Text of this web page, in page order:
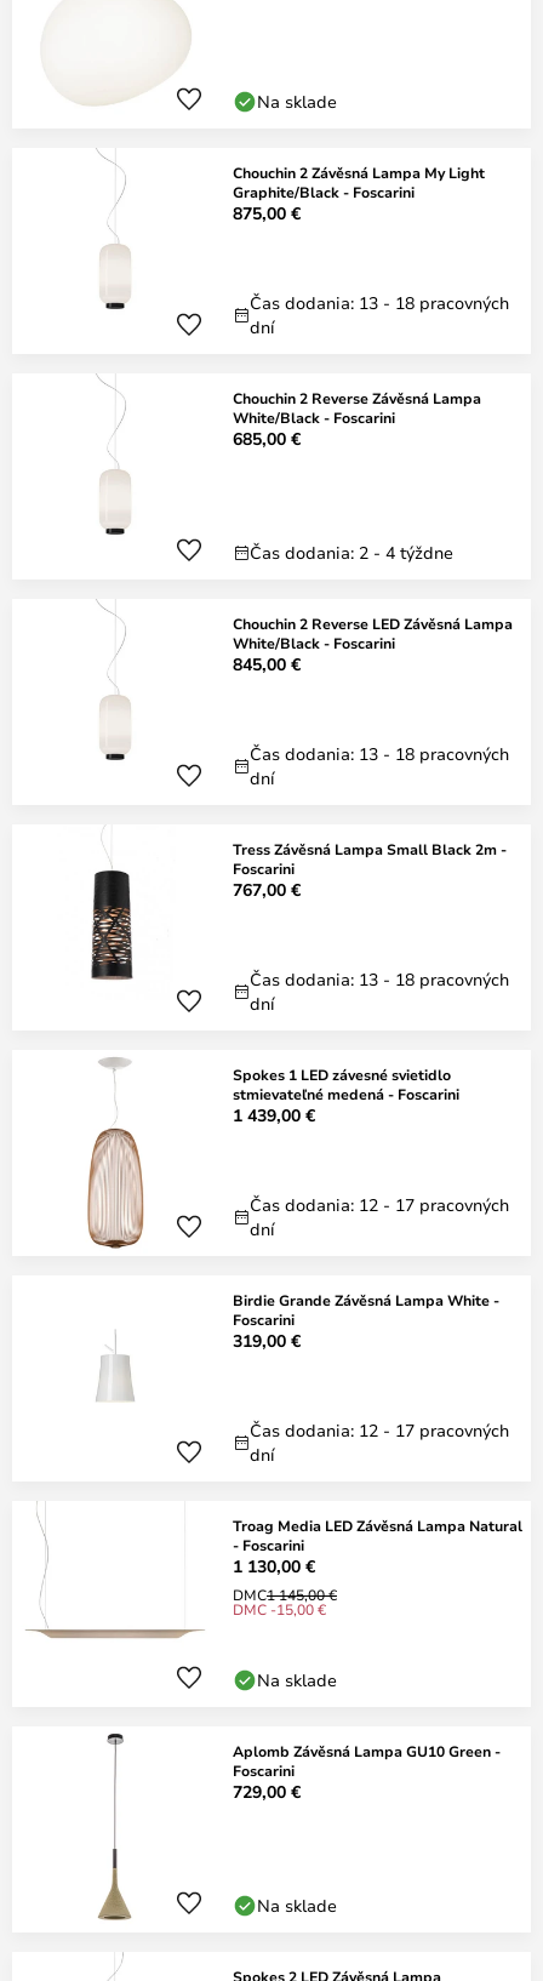
Na sklade
Chouchin 2 Závěsná Lampa My Light
Graphite/Black - Foscarini
875,00 €
Čas dodania: 13 - 18 pracovných
dní
Chouchin 2 Reverse Závěsná Lampa
White/Black - Foscarini
685,00 €
Čas dodania: 2 - 4 týždne
Chouchin 2 Reverse LED Závěsná Lampa
White/Black - Foscarini
845,00 €
Čas dodania: 13 - 18 pracovných
dní
Tress Závěsná Lampa Small Black 2m -
Foscarini
767,00 €
Čas dodania: 13 - 18 pracovných
dní
Spokes 1 LED závesné svietidlo
stmievateľné medená - Foscarini
1 439,00 €
Čas dodania: 12 - 17 pracovných
dní
Birdie Grande Závěsná Lampa White -
Foscarini
319,00 €
Čas dodania: 12 - 17 pracovných
dní
Troag Media LED Závěsná Lampa Natural
- Foscarini
1 130,00 €
DMC1 145,00 €
DMC -15,00 €
Na sklade
Aplomb Závěsná Lampa GU10 Green -
Foscarini
729,00 €
Na sklade
Spokes 2 LED Závěsná Lampa